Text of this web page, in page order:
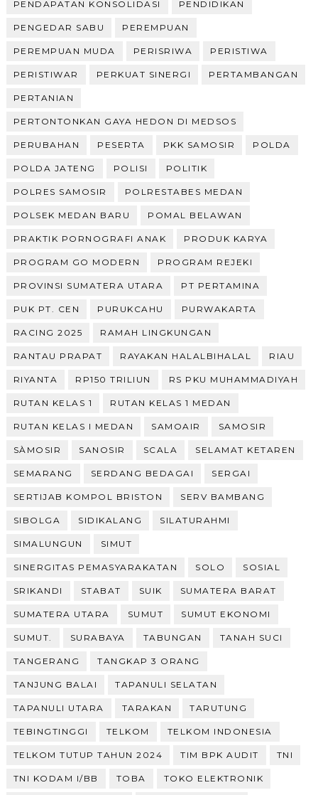
PENDAPATAN KONSOLIDASI PENDIDIKAN
PENGEDAR SABU PEREMPUAN
PEREMPUAN MUDA PERISRIWA PERISTIWA
PERISTIWAR PERKUAT SINERGI PERTAMBANGAN
PERTANIAN
PERTONTONKAN GAYA HEDON DI MEDSOS
PERUBAHAN PESERTA PKK SAMOSIR POLDA
POLDA JATENG POLISI POLITIK
POLRES SAMOSIR POLRESTABES MEDAN
POLSEK MEDAN BARU POMAL BELAWAN
PRAKTIK PORNOGRAFI ANAK PRODUK KARYA
PROGRAM GO MODERN PROGRAM REJEKI
PROVINSI SUMATERA UTARA PT PERTAMINA
PUK PT. CEN PURUKCAHU PURWAKARTA
RACING 2025 RAMAH LINGKUNGAN
RANTAU PRAPAT RAYAKAN HALALBIHALAL RIAU
RIYANTA RP150 TRILIUN RS PKU MUHAMMADIYAH
RUTAN KELAS 1 RUTAN KELAS 1 MEDAN
RUTAN KELAS I MEDAN SAMOAIR SAMOSIR
SÀMOSIR SANOSIR SCALA SELAMAT KETAREN
SEMARANG SERDANG BEDAGAI SERGAI
SERTIJAB KOMPOL BRISTON SERV BAMBANG
SIBOLGA SIDIKALANG SILATURAHMI
SIMALUNGUN SIMUT
SINERGITAS PEMASYARAKATAN SOLO SOSIAL
SRIKANDI STABAT SUIK SUMATERA BARAT
SUMATERA UTARA SUMUT SUMUT EKONOMI
SUMUT. SURABAYA TABUNGAN TANAH SUCI
TANGERANG TANGKAP 3 ORANG
TANJUNG BALAI TAPANULI SELATAN
TAPANULI UTARA TARAKAN TARUTUNG
TEBINGTINGGI TELKOM TELKOM INDONESIA
TELKOM TUTUP TAHUN 2024 TIM BPK AUDIT TNI
TNI KODAM I/BB TOBA TOKO ELEKTRONIK